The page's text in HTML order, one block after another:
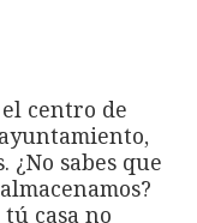
centro de
sabes que
casa no